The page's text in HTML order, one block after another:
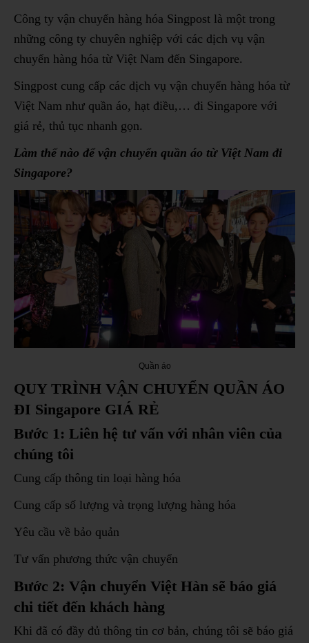
Công ty vận chuyển hàng hóa Singpost là một trong
những công ty chuyên nghiệp với các dịch vụ vận
chuyển hàng hóa từ Việt Nam đến Singapore.
Singpost cung cấp các dịch vụ vận chuyển hàng hóa từ
Việt Nam như quần áo, hạt điều,… đi Singapore với
giá rẻ, thủ tục nhanh gọn.
Làm thế nào để vận chuyển quần áo từ Việt Nam đi
Singapore?
Quần áo
QUY TRÌNH VẬN CHUYỂN QUẦN ÁO
ĐI Singapore GIÁ RẺ
Bước 1: Liên hệ tư vấn với nhân viên của
chúng tôi
Cung cấp thông tin loại hàng hóa
Cung cấp số lượng và trọng lượng hàng hóa
Yêu cầu về bảo quản
Tư vấn phương thức vận chuyển
Bước 2: Vận chuyển Việt Hàn sẽ báo giá
chi tiết đến khách hàng
Khi đã có đầy đủ thông tin cơ bản, chúng tôi sẽ báo giá